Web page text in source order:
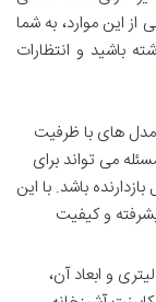
این موارد، به شما
باشید و انتظارات
با برخی مدل های با ظرفیت
می تواند برای
باشد. با این
و کیفیت
به دلیل ظرفیت 11 لیتری و ابعاد آن،